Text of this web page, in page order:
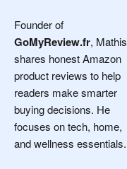
Founder of
GoMyReview.fr, Mathis
shares honest Amazon
product reviews to help
readers make smarter
buying decisions. He
focuses on tech, home,
and wellness essentials.